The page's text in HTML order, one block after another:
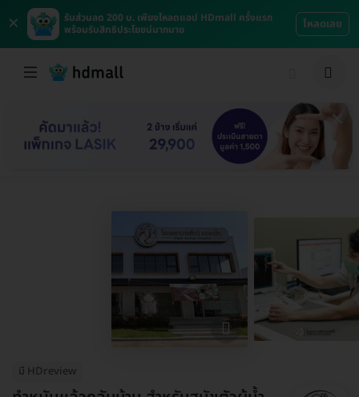
×
รับส่วนลด 200 บ. เพียงโหลดแอป HDmall ครั้งแรก
พร้อมรับสิทธิประโยชน์มากมาย
โหลดเลย
มี HDreview